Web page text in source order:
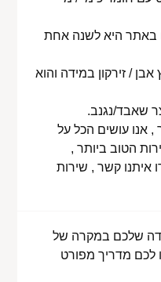
באתר היא לשנה אחת
/ זירקון במידה והוא
שאבד/נגנב.
, אנו עושים הכל על
הטוב ביותר ,
קשר , שירות
שלכם במקרה של
לכם מדריך מפורט